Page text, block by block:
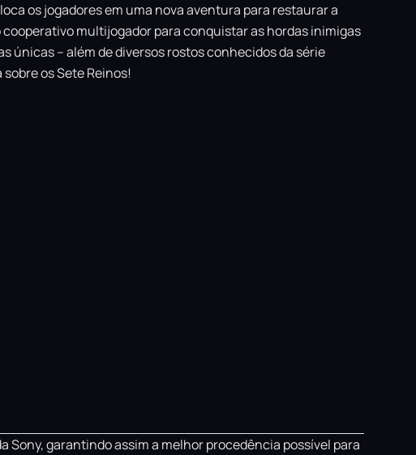
os jogadores em uma nova aventura para restaurar a
multijogador para conquistar as hordas inimigas
únicas – além de diversos rostos conhecidos da série
os Sete Reinos!
Sony, garantindo assim a melhor procedência possível para